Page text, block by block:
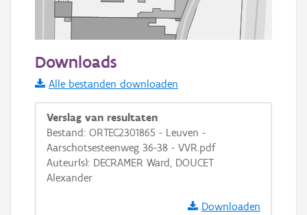
Informatie Vlaanderen
i
+ −
Downloads
Alle bestanden downloaden
Verslag van resultaten
Bestand: ORTEC2301865 - Leuven -
Aarschotsesteenweg 36-38 - VVR.pdf
Auteur(s): DECRAMER Ward, DOUCET
Alexander
Downloaden